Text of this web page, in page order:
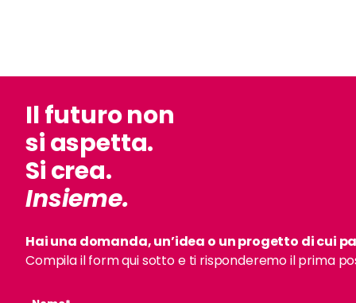
Il futuro non
si aspetta.
Si crea.
Insieme.
Hai una domanda, un’idea o un progetto di cui
Compila il form qui sotto e ti risponderemo il prima